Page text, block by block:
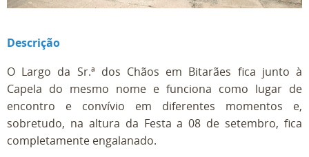
Descrição
O Largo da Sr.ª dos Chãos em Bitarães fica junto à
Capela do mesmo nome e funciona como lugar de
encontro e convívio em diferentes momentos e,
sobretudo, na altura da Festa a 08 de setembro, fica
completamente engalanado.